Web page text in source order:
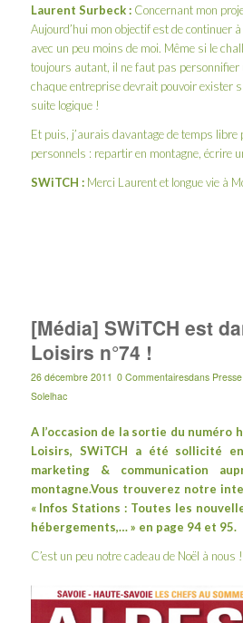
Laurent Surbeck : Concernant mon
Aujourd’hui mon objectif est de continuer
avec un peu moins de moi. Même si le
toujours autant, il ne faut pas personnifier
chaque entreprise devrait pouvoir exister
suite logique !
Et puis, j’aurais davantage de temps libre
personnels : repartir en montagne, écrire
SWiTCH :Merci Laurent et longue vie à
[Média] SWiTCH est
Loisirs n°74 !
26 décembre 2011 0 Commentairesdans Presse
Solelhac
A l’occasion de la sortie du numéro
Loisirs, SWiTCH a été sollicité
marketing & communication
montagne.Vous trouverez notre
« Infos Stations : Toutes les
hébergements,… » en page 94 et 95.
C’est un peu notre cadeau de Noël à nous !